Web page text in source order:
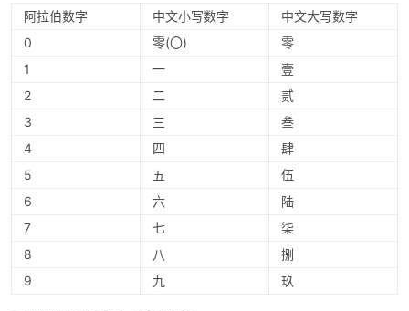
阿拉伯数字 中文小写数字
中文大写数字
0
零(〇)
零
1
一
壹
2
二
贰
3
三
叁
4
四
肆
5
五
伍
6
六
陆
7
七
柒
8
八
捌
9
九 玖